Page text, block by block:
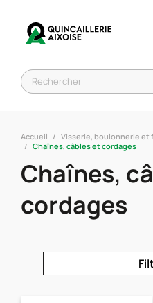
Accueil
Visserie, boulonnerie et
Chaînes, câbles et cordages
Chaînes,
cordages